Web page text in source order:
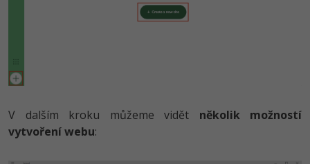
V dalším kroku můžeme vidět několik možností
vytvoření webu: